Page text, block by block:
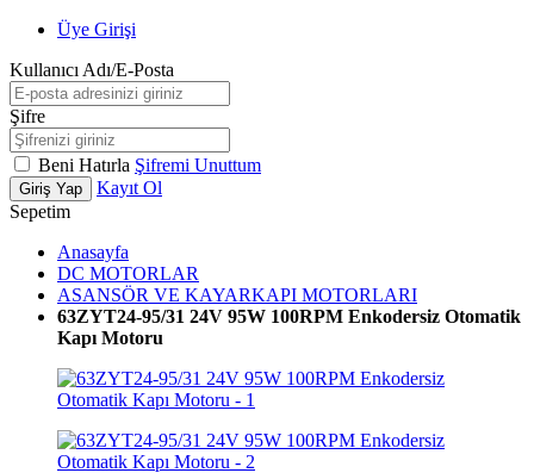
Üye Girişi
Kullanıcı Adı/E-Posta
Şifre
Beni Hatırla Şifremi Unuttum
Giriş Yap
Kayıt Ol
Sepetim
Anasayfa
DC MOTORLAR
ASANSÖR VE KAYARKAPI MOTORLARI
63ZYT24-95/31 24V 95W 100RPM Enkodersiz Otomatik
Kapı Motoru